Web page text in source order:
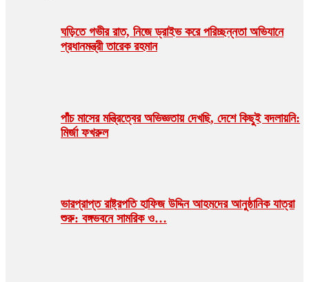
ঘড়িতে গভীর রাত, নিজে ড্রাইভ করে পরিচ্ছন্নতা অভিযানে
প্রধানমন্ত্রী তারেক রহমান
পাঁচ মাসের মন্ত্রিত্বের অভিজ্ঞতায় দেখছি, দেশে কিছুই বদলায়নি:
মির্জা ফখরুল
ভারপ্রাপ্ত রাষ্ট্রপতি হাফিজ উদ্দিন আহমদের আনুষ্ঠানিক যাত্রা
শুরু: বঙ্গভবনে সামরিক ও…